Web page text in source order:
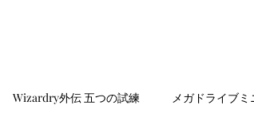
Wizardry外伝 五つの試練 メガドライブミ